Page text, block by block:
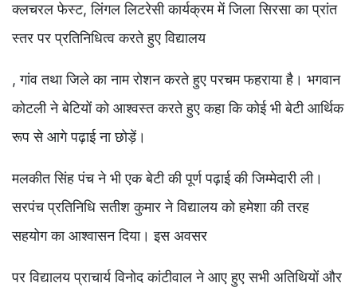
क्लचरल फेस्ट, लिंगल लिटरेसी कार्यक्रम में जिला सिरसा का प्रांत
स्तर पर प्रतिनिधित्व करते हुए विद्यालय
, गांव तथा जिले का नाम रोशन करते हुए परचम फहराया है। भगवान
कोटली ने बेटियों को आश्वस्त करते हुए कहा कि कोई भी बेटी आर्थिक
रूप से आगे पढ़ाई ना छोड़ें।
मलकीत सिंह पंच ने भी एक बेटी की पूर्ण पढ़ाई की जिम्मेदारी ली।
सरपंच प्रतिनिधि सतीश कुमार ने विद्यालय को हमेशा की तरह
सहयोग का आश्वासन दिया। इस अवसर
पर विद्यालय प्राचार्य विनोद कांटीवाल ने आए हुए सभी अतिथियों और